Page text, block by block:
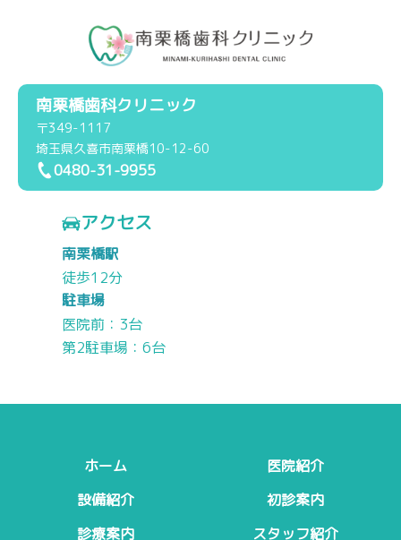
南栗橋歯科クリニック
〒349-1117
埼玉県久喜市南栗橋10-12-60
0480-31-9955
アクセス
南栗橋駅
徒歩12分
駐車場
医院前：3台
第2駐車場：6台
ホーム
医院紹介
設備紹介
初診案内
診療案内
スタッフ紹介